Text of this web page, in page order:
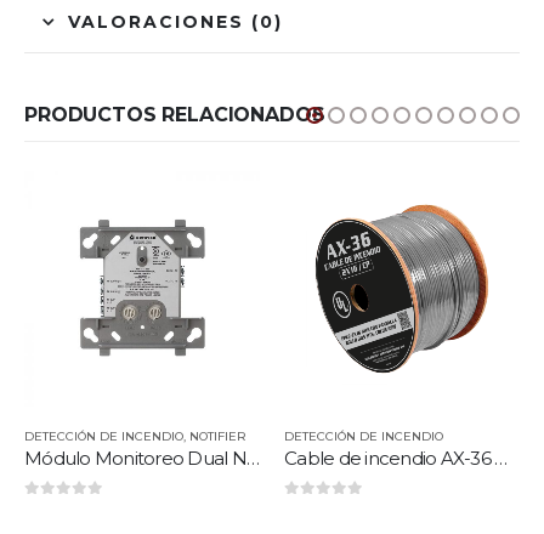
VALORACIONES (0)
PRODUCTOS RELACIONADOS
DETECCIÓN DE INCENDIO, NOTIFIER
Módulo Monitoreo Dual NOTIFIER
DETECCIÓN DE INCENDIO
Cable de incendio AX-36 UL 2X16 AWG C/P